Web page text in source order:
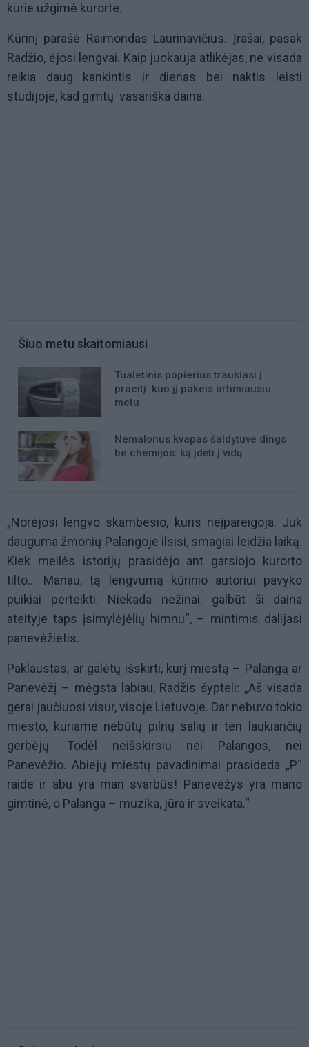
kurie užgimė kurorte.
Kūrinį parašė Raimondas Laurinavičius. Įrašai, pasak
Radžio, ėjosi lengvai. Kaip juokauja atlikėjas, ne visada
reikia daug kankintis ir dienas bei naktis leisti
studijoje, kad gimtų vasariška daina.
Šiuo metu skaitomiausi
Tualetinis popierius traukiasi į
praeitį: kuo jį pakeis artimiausiu
metu
Nemalonus kvapas šaldytuve dings
be chemijos: ką įdėti į vidų
„Norėjosi lengvo skambesio, kuris neįpareigoja. Juk
dauguma žmonių Palangoje ilsisi, smagiai leidžia laiką.
Kiek meilės istorijų prasidėjo ant garsiojo kurorto
tilto... Manau, tą lengvumą kūrinio autoriui pavyko
puikiai perteikti. Niekada nežinai: galbūt ši daina
ateityje taps įsimylėjėlių himnu“, – mintimis dalijasi
panevėžietis.
Paklaustas, ar galėtų išskirti, kurį miestą – Palangą ar
Panevėžį – mėgsta labiau, Radžis šypteli: „Aš visada
gerai jaučiuosi visur, visoje Lietuvoje. Dar nebuvo tokio
miesto, kuriame nebūtų pilnų salių ir ten laukiančių
gerbėjų. Todėl neišskirsiu nei Palangos, nei
Panevėžio. Abiejų miestų pavadinimai prasideda „P“
raide ir abu yra man svarbūs! Panevėžys yra mano
gimtinė, o Palanga – muzika, jūra ir sveikata.“